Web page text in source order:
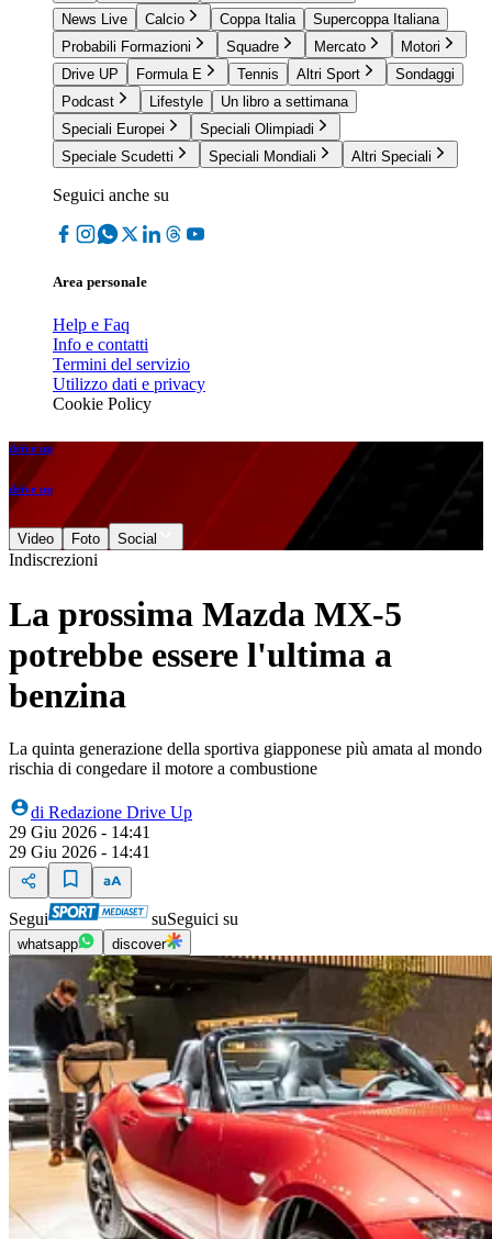
News Live
Calcio Coppa Italia
Supercoppa Italiana
Probabili Formazioni
Squadre Mercato
Motori
Drive UP
Formula E Tennis Altri Sport
Sondaggi
Podcast
Lifestyle
Un libro a settimana
Speciali Europei
Speciali Olimpiadi
Speciale Scudetti
Speciali Mondiali Altri Speciali
Seguici anche su
Area personale
Help e Faq
Info e contatti
Termini del servizio
Utilizzo dati e privacy
Cookie Policy
drive up
drive up
Video Foto Social
Indiscrezioni
La prossima Mazda MX-5
potrebbe essere l'ultima a
benzina
La quinta generazione della sportiva giapponese più amata al mondo
rischia di congedare il motore a combustione
di Redazione Drive Up
29 Giu 2026 - 14:41
29 Giu 2026 - 14:41
Segui suSeguici su
whatsapp discover